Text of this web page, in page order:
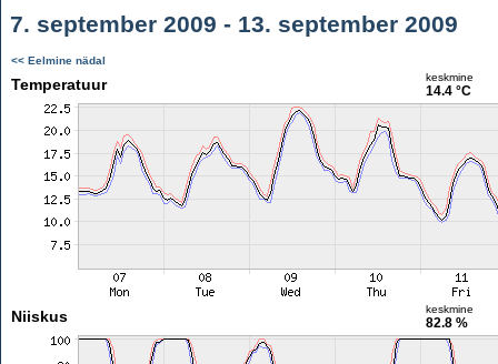
7. september 2009 - 13. september 2009
<< Eelmine nädal
Temperatuur keskmine
14.4 °C
Niiskus keskmine
82.8 %